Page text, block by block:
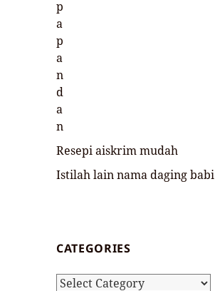
Resepi aiskrim mudah
Istilah lain nama daging babi
CATEGORIES
Categories